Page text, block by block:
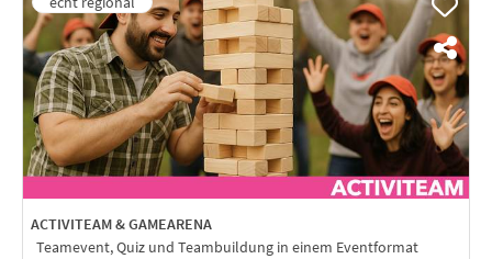
ACTIVITEAM & GAMEARENA
Teamevent, Quiz und Teambuildung in einem Eventformat